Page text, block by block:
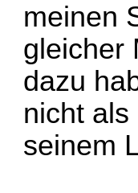
meinen
gleicher
dazu
nicht
seinem